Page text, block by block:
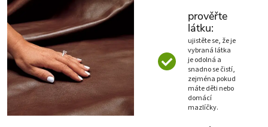
prověřte
látku:
ujistěte se, že je
vybraná látka
je odolná a
snadno se čistí,
zejména pokud
máte děti nebo
domácí
mazlíčky.